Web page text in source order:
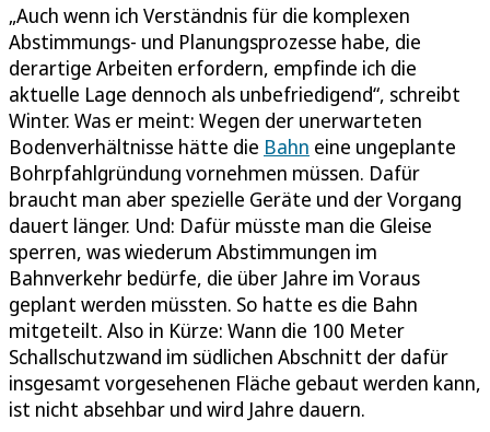
„Auch wenn ich Verständnis für die komplexen
Abstimmungs- und Planungsprozesse habe, die
derartige Arbeiten erfordern, empfinde ich die
aktuelle Lage dennoch als unbefriedigend“, schreibt
Winter. Was er meint: Wegen der unerwarteten
Bodenverhältnisse hätte die Bahn eine ungeplante
Bohrpfahlgründung vornehmen müssen. Dafür
braucht man aber spezielle Geräte und der Vorgang
dauert länger. Und: Dafür müsste man die Gleise
sperren, was wiederum Abstimmungen im
Bahnverkehr bedürfe, die über Jahre im Voraus
geplant werden müssten. So hatte es die Bahn
mitgeteilt. Also in Kürze: Wann die 100 Meter
Schallschutzwand im südlichen Abschnitt der dafür
insgesamt vorgesehenen Fläche gebaut werden kann,
ist nicht absehbar und wird Jahre dauern.